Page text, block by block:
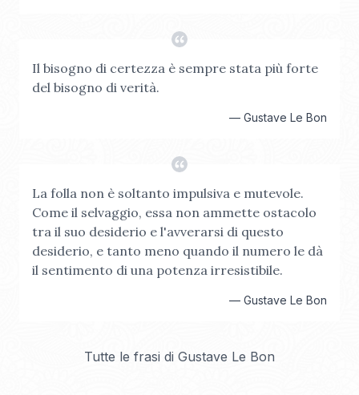
Il bisogno di certezza è sempre stata più forte
del bisogno di verità.
— Gustave Le Bon
La folla non è soltanto impulsiva e mutevole.
Come il selvaggio, essa non ammette ostacolo
tra il suo desiderio e l'avverarsi di questo
desiderio, e tanto meno quando il numero le dà
il sentimento di una potenza irresistibile.
— Gustave Le Bon
Tutte le frasi di Gustave Le Bon